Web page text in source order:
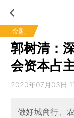
金融
郭树清：
会资本占
2020年07月03日
做好城商行、